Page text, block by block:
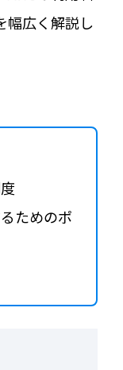
幅広く解説し
ためのポ